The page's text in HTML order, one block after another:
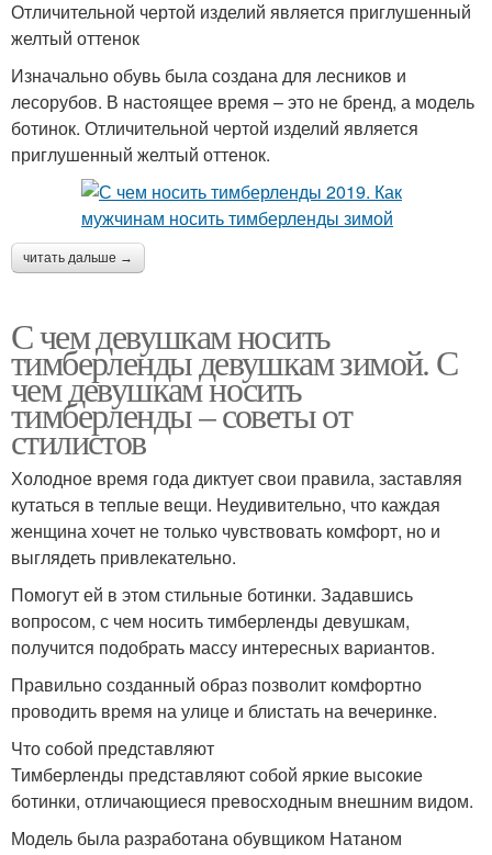
Отличительной чертой изделий является приглушенный
желтый оттенок
Изначально обувь была создана для лесников и
лесорубов. В настоящее время – это не бренд, а модель
ботинок. Отличительной чертой изделий является
приглушенный желтый оттенок.
читать дальше →
С чем девушкам носить
тимберленды девушкам зимой. С
чем девушкам носить
тимберленды – советы от
стилистов
Холодное время года диктует свои правила, заставляя
кутаться в теплые вещи. Неудивительно, что каждая
женщина хочет не только чувствовать комфорт, но и
выглядеть привлекательно.
Помогут ей в этом стильные ботинки. Задавшись
вопросом, с чем носить тимберленды девушкам,
получится подобрать массу интересных вариантов.
Правильно созданный образ позволит комфортно
проводить время на улице и блистать на вечеринке.
Что собой представляют
Тимберленды представляют собой яркие высокие
ботинки, отличающиеся превосходным внешним видом.
Модель была разработана обувщиком Натаном